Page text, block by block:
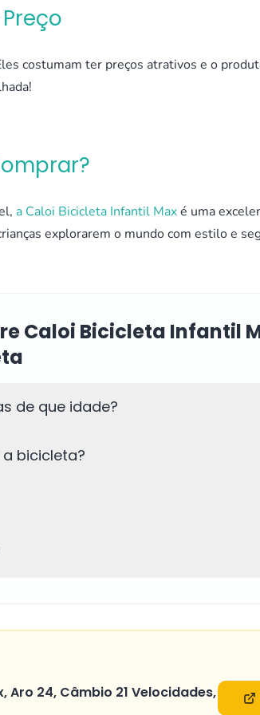
costumam ter preços atrativos e o
a Caloi Bicicleta Infantil Maxé uma
explorarem o mundo com estilo e
Caloi Bicicleta Infantil
de que idade?
bicicleta?
Aro 24, Câmbio 21 Velocidades,